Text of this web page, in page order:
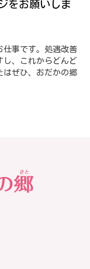
をお願いしま
仕事です。処遇改善
し、これからどんど
はぜひ、おだかの郷